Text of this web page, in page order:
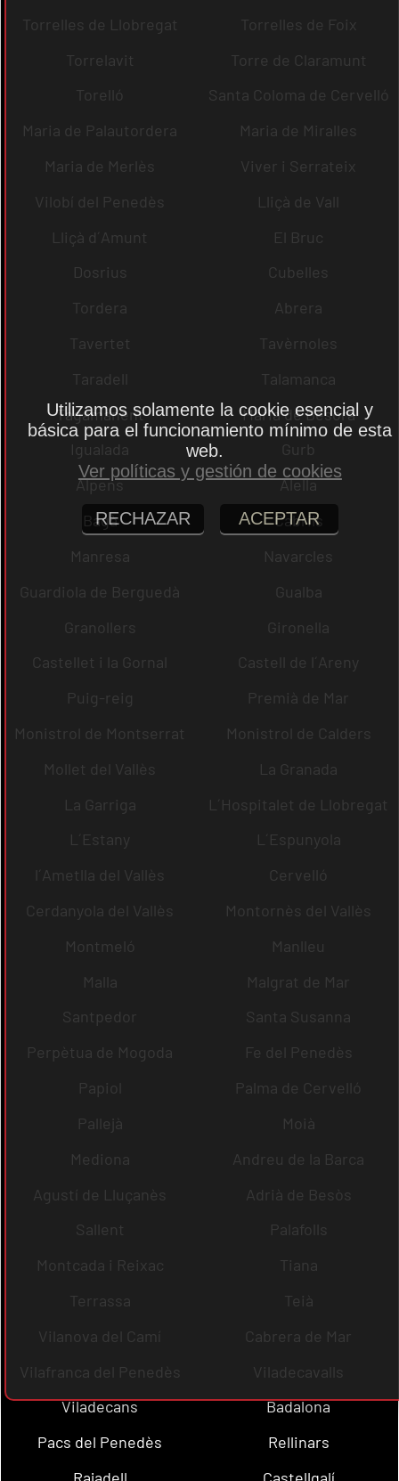
Torrelles de Llobregat
Torrelles de Foix
Torrelavit
Torre de Claramunt
Torelló
Santa Coloma de Cervelló
Maria de Palautordera
Maria de Miralles
Maria de Merlès
Viver i Serrateix
Vilobí del Penedès
Lliçà de Vall
Lliçà d´Amunt
El Bruc
Dosrius
Cubelles
Tordera
Abrera
Tavertet
Tavèrnoles
Taradell
Talamanca
Tagamanent
Maria de Besora
Igualada
Gurb
Alpens
Alella
Bagà
Cabrils
Manresa
Navarcles
Guardiola de Berguedà
Gualba
Granollers
Gironella
Castellet i la Gornal
Castell de l´Areny
Puig-reig
Premià de Mar
Monistrol de Montserrat
Monistrol de Calders
Mollet del Vallès
La Granada
La Garriga
L´Hospitalet de Llobregat
L´Estany
L´Espunyola
l´Ametlla del Vallès
Cervelló
Cerdanyola del Vallès
Montornès del Vallès
Montmeló
Manlleu
Malla
Malgrat de Mar
Santpedor
Santa Susanna
Perpètua de Mogoda
Fe del Penedès
Papiol
Palma de Cervelló
Pallejà
Moià
Mediona
Andreu de la Barca
Agustí de Lluçanès
Adrià de Besòs
Sallent
Palafolls
Montcada i Reixac
Tiana
Terrassa
Teià
Vilanova del Camí
Cabrera de Mar
Vilafranca del Penedès
Viladecavalls
Viladecans
Badalona
Pacs del Penedès
Rellinars
Utilizamos solamente la cookie esencial y
básica para el funcionamiento mínimo de esta
web.
Ver políticas y gestión de cookies
RECHAZAR ACEPTAR